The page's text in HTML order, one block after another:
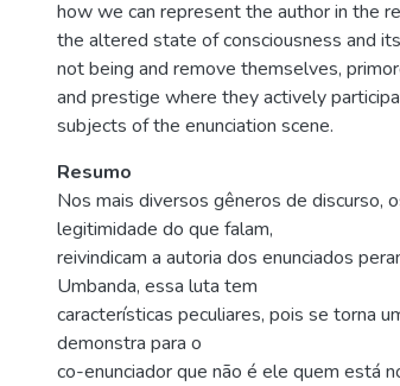
how we can represent the author in the
the altered state of consciousness and
not being and remove themselves,
and prestige where they actively
subjects of the enunciation scene.
Resumo
Nos mais diversos gêneros de discurso,
legitimidade do que falam,
reivindicam a autoria dos enunciados
Umbanda, essa luta tem
características peculiares, pois se torna
demonstra para o
co-enunciador que não é ele quem está